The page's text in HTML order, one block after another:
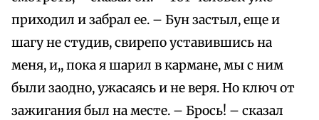
приходил и забрал ее. – Бун застыл, еще и
шагу не студив, свирепо уставившись на
меня, и,, пока я шарил в кармане, мы с ним
были заодно, ужасаясь и не веря. Но ключ от
зажигания был на месте. – Брось! – сказал